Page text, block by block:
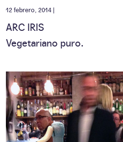
12 febrero, 2014 |
ARC IRIS
Vegetariano puro.